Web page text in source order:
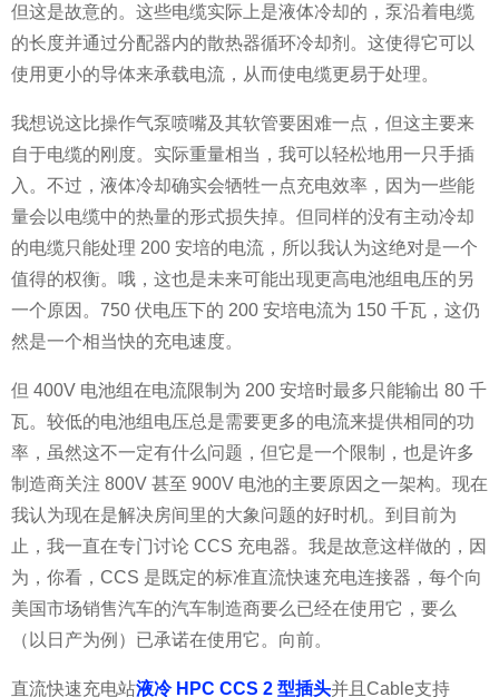
但这是故意的。这些电缆实际上是液体冷却的，泵沿着电缆
的长度并通过分配器内的散热器循环冷却剂。这使得它可以
使用更小的导体来承载电流，从而使电缆更易于处理。
我想说这比操作气泵喷嘴及其软管要困难一点，但这主要来
自于电缆的刚度。实际重量相当，我可以轻松地用一只手插
入。不过，液体冷却确实会牺牲一点充电效率，因为一些能
量会以电缆中的热量的形式损失掉。但同样的没有主动冷却
的电缆只能处理 200 安培的电流，所以我认为这绝对是一个
值得的权衡。哦，这也是未来可能出现更高电池组电压的另
一个原因。750 伏电压下的 200 安培电流为 150 千瓦，这仍
然是一个相当快的充电速度。
但 400V 电池组在电流限制为 200 安培时最多只能输出 80 千
瓦。较低的电池组电压总是需要更多的电流来提供相同的功
率，虽然这不一定有什么问题，但它是一个限制，也是许多
制造商关注 800V 甚至 900V 电池的主要原因之一架构。现在
我认为现在是解决房间里的大象问题的好时机。到目前为
止，我一直在专门讨论 CCS 充电器。我是故意这样做的，因
为，你看，CCS 是既定的标准直流快速充电连接器，每个向
美国市场销售汽车的汽车制造商要么已经在使用它，要么
（以日产为例）已承诺在使用它。向前。
直流快速充电站液冷 HPC CCS 2 型插头并且Cable支持